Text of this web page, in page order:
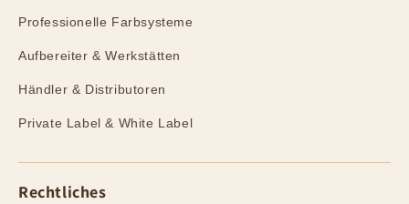
Professionelle Farbsysteme
Aufbereiter & Werkstätten
Händler & Distributoren
Private Label & White Label
Rechtliches